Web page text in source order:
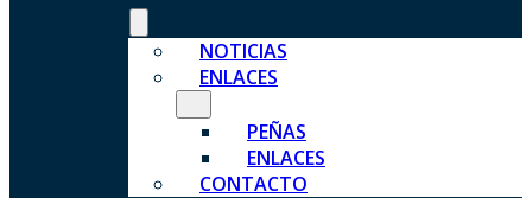
NOTICIAS
ENLACES
PEÑAS
ENLACES
CONTACTO